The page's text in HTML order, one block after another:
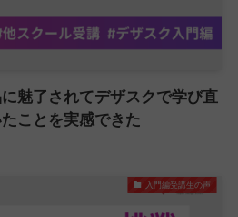
魅了されてデザスクで学び直
ことを実感できた
入門編受講生の声